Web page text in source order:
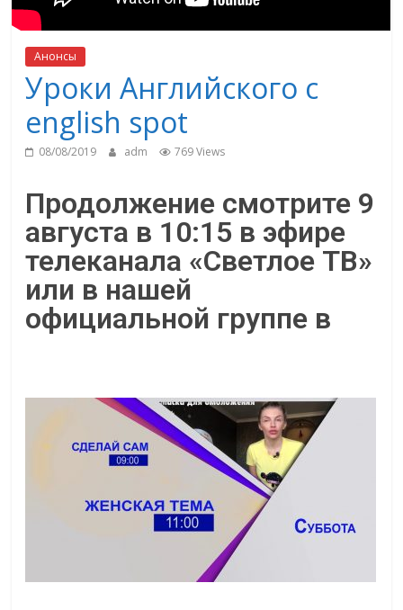
Анонсы
Уроки Английского с
english spot
08/08/2019 adm 769 Views
Продолжение смотрите 9
августа в 10:15 в эфире
телеканала «Светлое ТВ»
или в нашей
официальной группе в